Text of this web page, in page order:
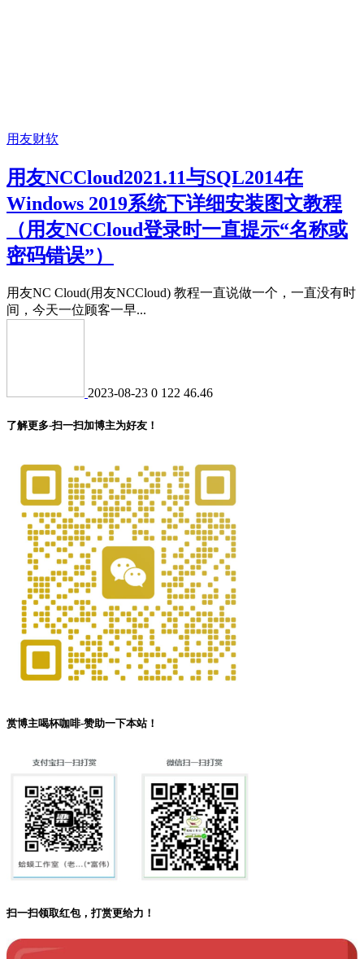
用友财软
用友NCCloud2021.11与SQL2014在
Windows 2019系统下详细安装图文教程
（用友NCCloud登录时一直提示“名称或
密码错误”）
用友NC Cloud(用友NCCloud) 教程一直说做一个，一直没有时
间，今天一位顾客一早...
2023-08-23 0 122 46.46
了解更多-扫一扫加博主为好友！
赏博主喝杯咖啡-赞助一下本站！
扫一扫领取红包，打赏更给力！